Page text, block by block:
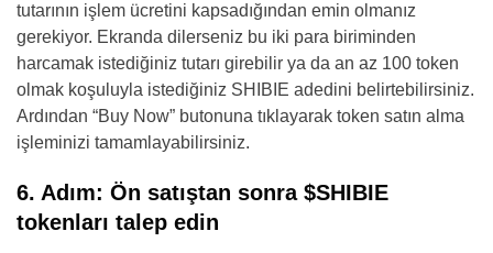
tutarının işlem ücretini kapsadığından emin olmanız
gerekiyor. Ekranda dilerseniz bu iki para biriminden
harcamak istediğiniz tutarı girebilir ya da an az 100 token
olmak koşuluyla istediğiniz SHIBIE adedini belirtebilirsiniz.
Ardından “Buy Now” butonuna tıklayarak token satın alma
işleminizi tamamlayabilirsiniz.
6. Adım: Ön satıştan sonra $SHIBIE
tokenları talep edin